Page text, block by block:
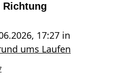
Richtung
17:27 in
ums Laufen